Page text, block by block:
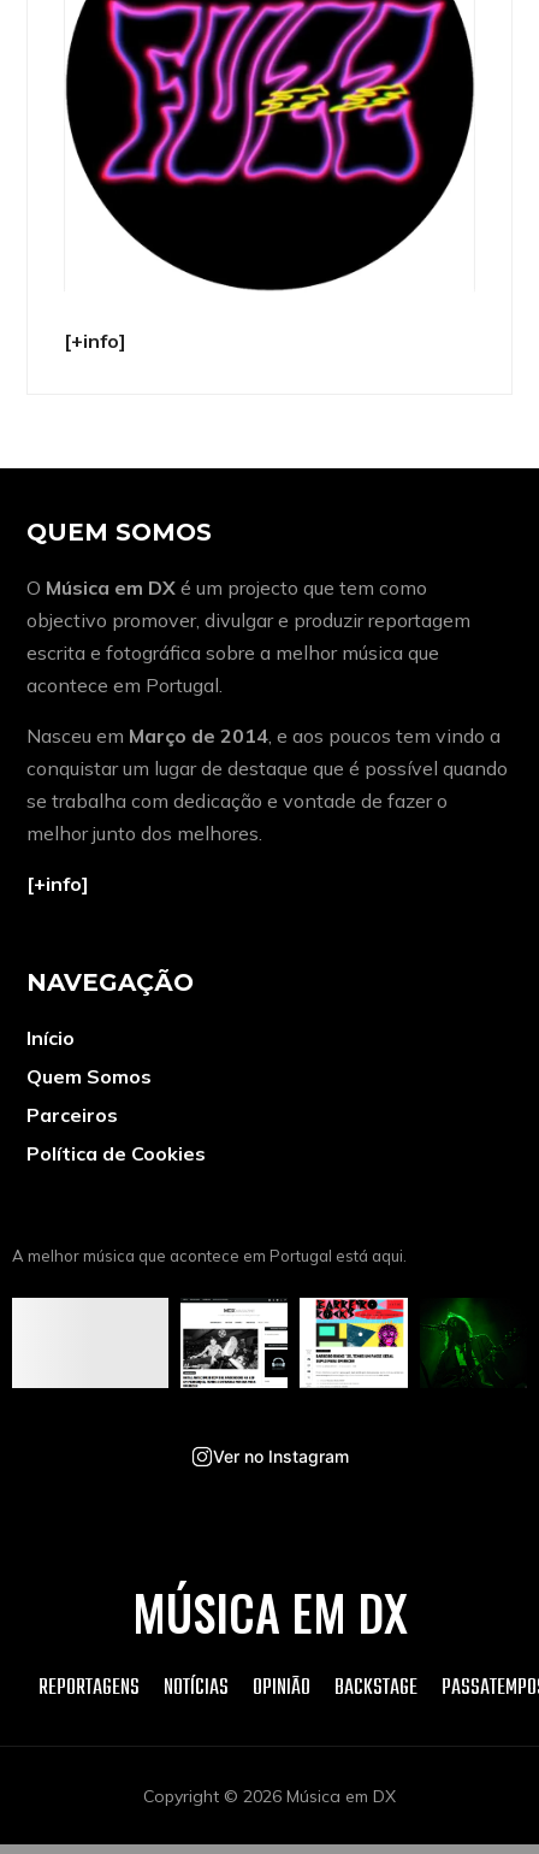
[+info]
QUEM SOMOS
O Música em DX é um projecto que tem como
objectivo promover, divulgar e produzir reportagem
escrita e fotográfica sobre a melhor música que
acontece em Portugal.
Nasceu em Março de 2014 , e aos poucos tem vindo a
conquistar um lugar de destaque que é possível quando
se trabalha com dedicação e vontade de fazer o
melhor junto dos melhores.
[+info]
NAVEGAÇÃO
Início
Quem Somos
Parceiros
Política de Cookies
A melhor música que acontece em Portugal está aqui.
Ver no Instagram
MÚSICA EM DX
REPORTAGENS NOTÍCIAS OPINIÃO BACKSTAGE
Copyright © 2026 Música em DX